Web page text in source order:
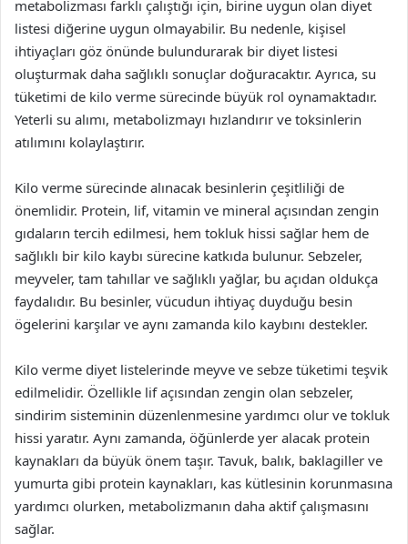
metabolizması farklı çalıştığı için, birine uygun olan diyet
listesi diğerine uygun olmayabilir. Bu nedenle, kişisel
ihtiyaçları göz önünde bulundurarak bir diyet listesi
oluşturmak daha sağlıklı sonuçlar doğuracaktır. Ayrıca, su
tüketimi de kilo verme sürecinde büyük rol oynamaktadır.
Yeterli su alımı, metabolizmayı hızlandırır ve toksinlerin
atılımını kolaylaştırır.
Kilo verme sürecinde alınacak besinlerin çeşitliliği de
önemlidir. Protein, lif, vitamin ve mineral açısından zengin
gıdaların tercih edilmesi, hem tokluk hissi sağlar hem de
sağlıklı bir kilo kaybı sürecine katkıda bulunur. Sebzeler,
meyveler, tam tahıllar ve sağlıklı yağlar, bu açıdan oldukça
faydalıdır. Bu besinler, vücudun ihtiyaç duyduğu besin
ögelerini karşılar ve aynı zamanda kilo kaybını destekler.
Kilo verme diyet listelerinde meyve ve sebze tüketimi teşvik
edilmelidir. Özellikle lif açısından zengin olan sebzeler,
sindirim sisteminin düzenlenmesine yardımcı olur ve tokluk
hissi yaratır. Aynı zamanda, öğünlerde yer alacak protein
kaynakları da büyük önem taşır. Tavuk, balık, baklagiller ve
yumurta gibi protein kaynakları, kas kütlesinin korunmasına
yardımcı olurken, metabolizmanın daha aktif çalışmasını
sağlar.